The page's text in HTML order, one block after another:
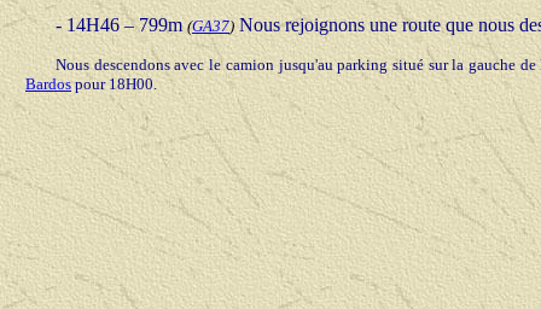
- 14H46 – 799m (GA37) Nous rejoignons une route que nous
Nous descendons avec le camion jusqu'au parking situé sur la gauche
Bardospour 18H00.